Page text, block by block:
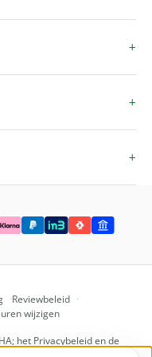
Reviewbeleid
wijzigen
het Privacybeleiden de